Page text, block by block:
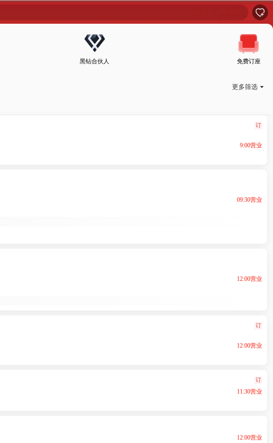

黑钻合伙人 免费订座
更多筛选 
订
9:00营业
09:30营业
12:00营业
订
12:00营业
订
11:30营业
12:00营业